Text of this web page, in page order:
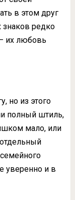
в этом друг
знаков редко
их любовь
но из этого
полный штиль,
мало, или
уверенно и в